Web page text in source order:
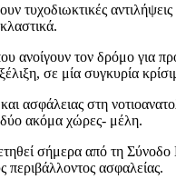
τυχοδιωκτικές
ανοίγουν τον δρόμο για
σε μία συγκυρία
ασφάλειας στη
ακόμα χώρες- μέλη.
σήμερα από τη
περιβάλλοντος ασφαλείας.